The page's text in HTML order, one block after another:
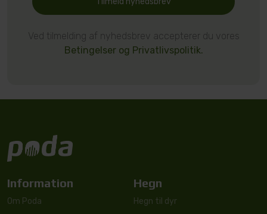
Ved tilmelding af nyhedsbrev accepterer du vores
Betingelser og Privatlivspolitik.
Information
Om Poda
Hegn
Hegn til dyr